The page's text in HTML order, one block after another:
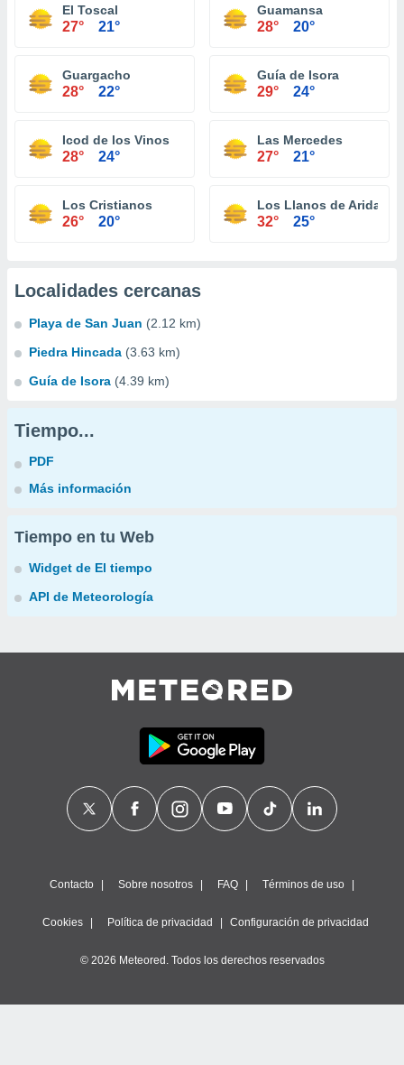
El Toscal
27° 21°
Guamansa
28° 20°
Guargacho
28° 22°
Guía de Isora
29° 24°
Icod de los Vinos
28° 24°
Las Mercedes
27° 21°
Los Cristianos
26° 20°
Los Llanos de Aridane
32° 25°
Localidades cercanas
Playa de San Juan (2.12 km)
Piedra Hincada (3.63 km)
Guía de Isora (4.39 km)
Tiempo...
PDF
Más información
Tiempo en tu Web
Widget de El tiempo
API de Meteorología
Contacto Sobre nosotros FAQ Términos de uso
Cookies Política de privacidad Configuración de privacidad
© 2026 Meteored. Todos los derechos reservados